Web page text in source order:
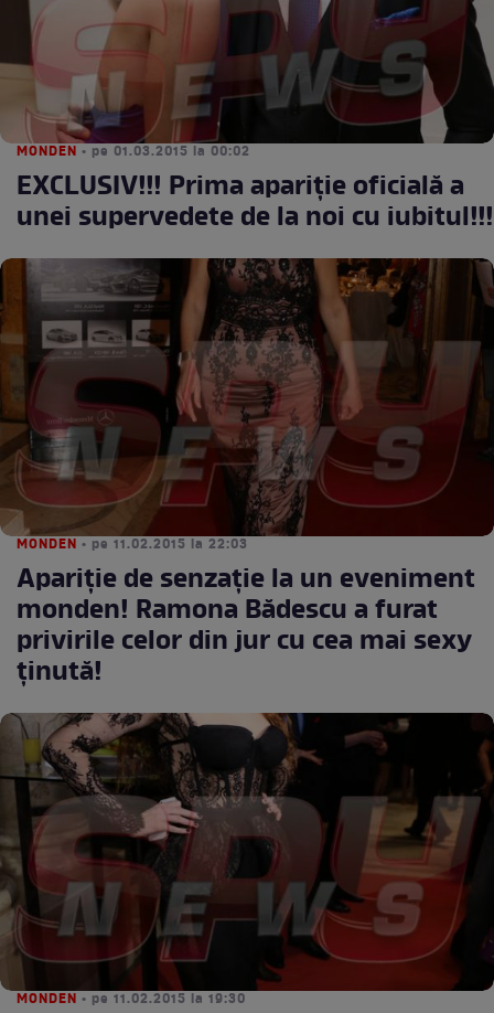
MONDEN • pe 01.03.2015 la 00:02
EXCLUSIV!!! Prima apariţie oficială a
unei supervedete de la noi cu iubitul!!!
MONDEN • pe 11.02.2015 la 22:03
Apariţie de senzaţie la un eveniment
monden! Ramona Bădescu a furat
privirile celor din jur cu cea mai sexy
ţinută!
MONDEN • pe 11.02.2015 la 19:30